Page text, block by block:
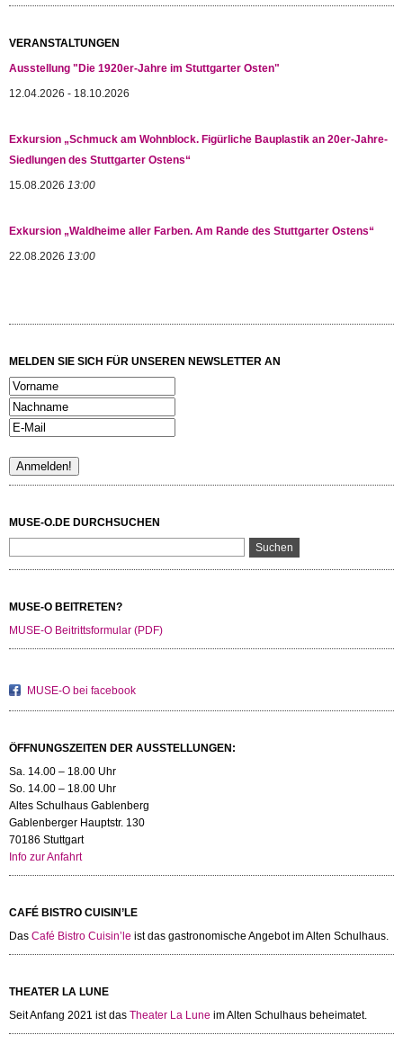
Aufruf
VERANSTALTUNGEN
Ausstellung "Die 1920er-Jahre im Stuttgarter Osten"
12.04.2026 - 18.10.2026
Exkursion „Schmuck am Wohnblock. Figürliche Bauplastik an 20er-Jahre-
Siedlungen des Stuttgarter Ostens“
15.08.2026 13:00
Exkursion „Waldheime aller Farben. Am Rande des Stuttgarter Ostens“
22.08.2026 13:00
MELDEN SIE SICH FÜR UNSEREN NEWSLETTER AN
MUSE-O.DE DURCHSUCHEN
MUSE-O BEITRETEN?
MUSE-O Beitrittsformular (PDF)
MUSE-O bei facebook
ÖFFNUNGSZEITEN DER AUSSTELLUNGEN:
Sa. 14.00 – 18.00 Uhr
So. 14.00 – 18.00 Uhr
Altes Schulhaus Gablenberg
Gablenberger Hauptstr. 130
70186 Stuttgart
Info zur Anfahrt
CAFÉ BISTRO CUISIN’LE
Das Café Bistro Cuisin’le ist das gastronomische Angebot im Alten Schulhaus.
THEATER LA LUNE
Seit Anfang 2021 ist das Theater La Lune im Alten Schulhaus beheimatet.